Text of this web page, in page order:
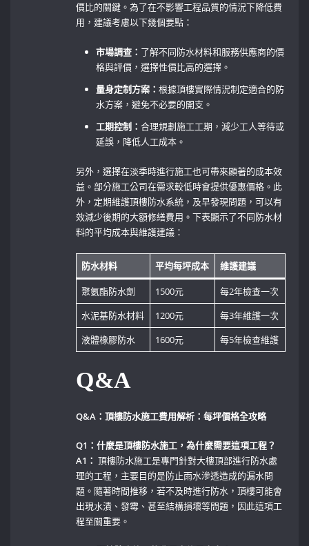
價比的關鍵。為了在不影響工程品質的情況下降低費
用，建議考慮以下幾個要點：
市場調查： 了解不同防水材料和服務供應商的價
格與評價，選擇性價比高的選擇。
量身定制方案：根據頂樓實際情況制定適合的防
水方案，避免不必要的開支。
工期控制：合理規劃施工工期，減少工人等待或
延誤，降低人工成本。
另外，選擇在淡季時進行施工也可帶來顯著的成本效
益。部分施工公司在需求較低時會提供優惠價格。此
外，定期維護頂樓防水系統，及早發現問題，可以有
效減少後期的大額修繕費用。下表顯示了不同防水材
料的平均成本與維護建議：
防水材料 平均每坪成本 維護建議
聚氨酯防水劑 1500元
每2年檢查一次
水泥基防水材料
1200元
每3年維護一次
液體橡膠防水
1600元 每5年檢查維護
Q&A
Q&A：頂樓防水施工費用解析：每坪價格全攻略
Q1：什麼是頂樓防水施工，為什麼需要這項工程？
A1： 頂樓防水施工是專門針對大樓頂部進行防水處
理的工程，主要目的是防止雨水滲透造成的漏水問
題。隨著時間推移，若不及時進行防水，頂樓可能會
出現水漬、發霉、甚至結構損壞等問題，因此這項工
程至關重要。